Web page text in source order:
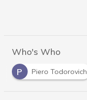
Who's Who
P
Piero Todorovich